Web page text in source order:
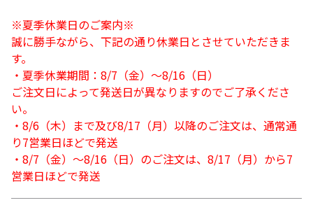
※夏季休業日のご案内※
誠に勝手ながら、下記の通り休業日とさせていただきま
す。
・夏季休業期間：8/7（金）～8/16（日）
ご注文日によって発送日が異なりますのでご了承くださ
い。
・8/6（木）まで及び8/17（月）以降のご注文は、通常通
り7営業日ほどで発送
・8/7（金）～8/16（日）のご注文は、8/17（月）から7
営業日ほどで発送